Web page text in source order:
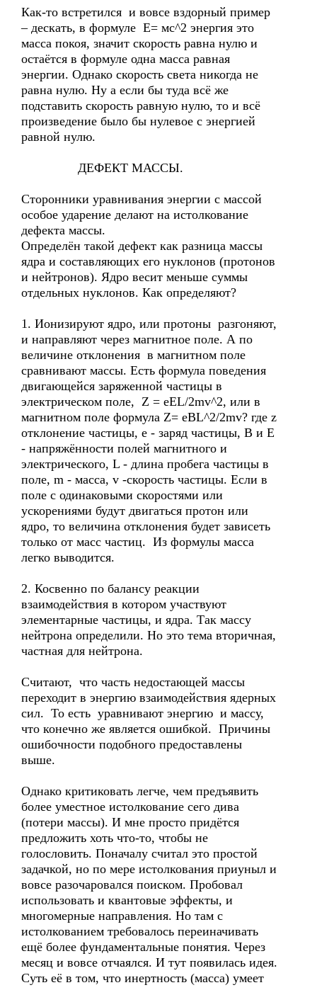
Как-то встретился и вовсе вздорный пример
– дескать, в формуле Е= мс^2 энергия это
масса покоя, значит скорость равна нулю и
остаётся в формуле одна масса равная
энергии. Однако скорость света никогда не
равна нулю. Ну а если бы туда всё же
подставить скорость равную нулю, то и всё
произведение было бы нулевое с энергией
равной нулю.
ДЕФЕКТ МАССЫ.
Сторонники уравнивания энергии с массой
особое ударение делают на истолкование
дефекта массы.
Определён такой дефект как разница массы
ядра и составляющих его нуклонов (протонов
и нейтронов). Ядро весит меньше суммы
отдельных нуклонов. Как определяют?
1. Ионизируют ядро, или протоны разгоняют,
и направляют через магнитное поле. А по
величине отклонения в магнитном поле
сравнивают массы. Есть формула поведения
двигающейся заряженной частицы в
электрическом поле, Z = eEL/2mv^2, или в
магнитном поле формула Z= eBL^2/2mv? где z
отклонение частицы, е - заряд частицы, В и Е
- напряжённости полей магнитного и
электрического, L - длина пробега частицы в
поле, m - масса, v -скорость частицы. Если в
поле с одинаковыми скоростями или
ускорениями будут двигаться протон или
ядро, то величина отклонения будет зависеть
только от масс частиц. Из формулы масса
легко выводится.
2. Косвенно по балансу реакции
взаимодействия в котором участвуют
элементарные частицы, и ядра. Так массу
нейтрона определили. Но это тема вторичная,
частная для нейтрона.
Считают, что часть недостающей массы
переходит в энергию взаимодействия ядерных
сил. То есть уравнивают энергию и массу,
что конечно же является ошибкой. Причины
ошибочности подобного предоставлены
выше.
Однако критиковать легче, чем предъявить
более уместное истолкование сего дива
(потери массы). И мне просто придётся
предложить хоть что-то, чтобы не
голословить. Поначалу считал это простой
задачкой, но по мере истолкования приуныл и
вовсе разочаровался поиском. Пробовал
использовать и квантовые эффекты, и
многомерные направления. Но там с
истолкованием требовалось переиначивать
ещё более фундаментальные понятия. Через
месяц и вовсе отчаялся. И тут появилась идея.
Суть её в том, что инертность (масса) умеет